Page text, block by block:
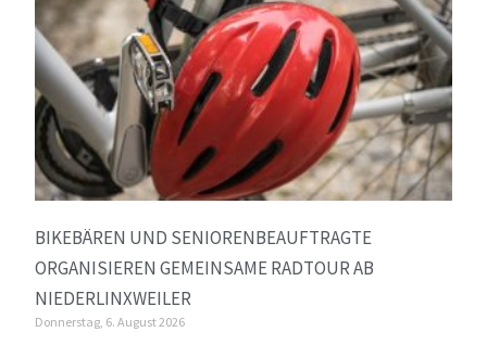
BIKEBÄREN UND SENIORENBEAUFTRAGTE
ORGANISIEREN GEMEINSAME RADTOUR AB
NIEDERLINXWEILER
Donnerstag, 6. August 2026